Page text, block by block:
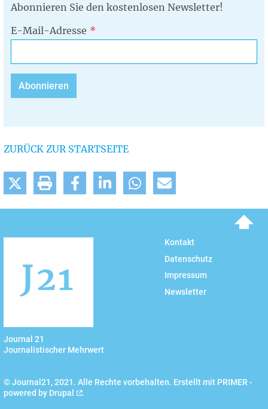
Abonnieren Sie den kostenlosen Newsletter!
E-Mail-Adresse
ZURÜCK ZUR STARTSEITE
Journal 21
Journalistischer Mehrwert
Kontakt
Datenschutz
Impressum
Newsletter
© Journal21, 2021. Alle Rechte vorbehalten. Erstellt mit PRIMER -
powered by Drupal .